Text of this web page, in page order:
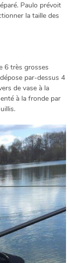
Paulo prévoit
la taille des
6 très grosses
par-dessus 4
de vase à la
à la fronde par